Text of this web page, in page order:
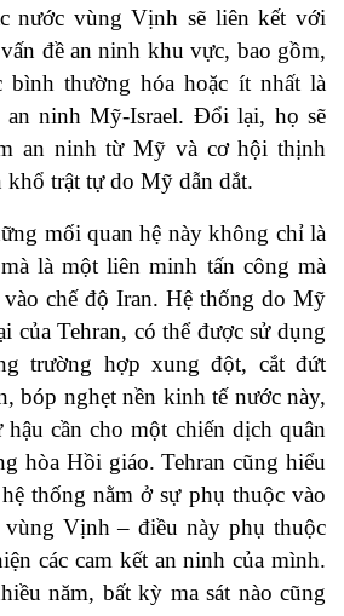
nước vùng Vịnh sẽ liên kết với
đề an ninh khu vực, bao gồm,
bình thường hóa hoặc ít nhất là
an ninh Mỹ-Israel. Đổi lại, họ sẽ
an ninh từ Mỹ và cơ hội thịnh
trật tự do Mỹ dẫn dắt.
mối quan hệ này không chỉ là
là một liên minh tấn công mà
vào chế độ Iran. Hệ thống do Mỹ
của Tehran, có thể được sử dụng
trường hợp xung đột, cắt đứt
bóp nghẹt nền kinh tế nước này,
hậu cần cho một chiến dịch quân
hòa Hồi giáo. Tehran cũng hiểu
thống nằm ở sự phụ thuộc vào
vùng Vịnh – điều này phụ thuộc
các cam kết an ninh của mình.
năm, bất kỳ ma sát nào cũng